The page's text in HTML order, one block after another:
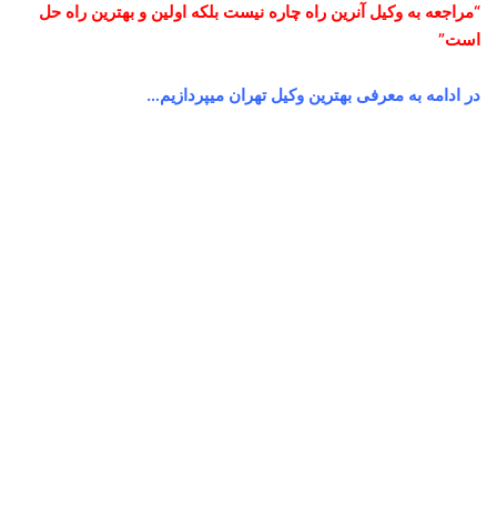
“مراجعه به وکیل آنرین راه چاره نیست بلکه اولین و بهترین راه حل
است”
در ادامه به معرفی بهترین وکیل تهران میپردازیم…